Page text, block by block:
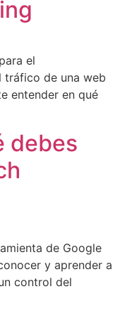
el
tráfico de una web
entender en qué
debes
de Google
y aprender a
control del